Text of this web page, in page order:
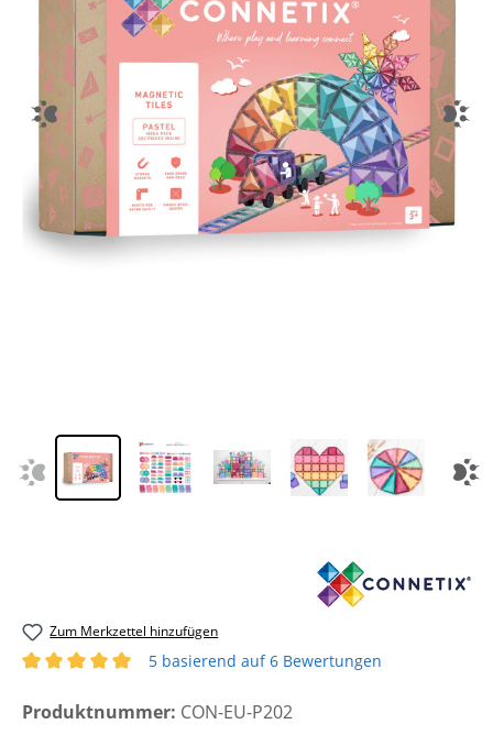
Zum Merkzettel hinzufügen
5 basierend auf 6 Bewertungen
Produktnummer: CON-EU-P202